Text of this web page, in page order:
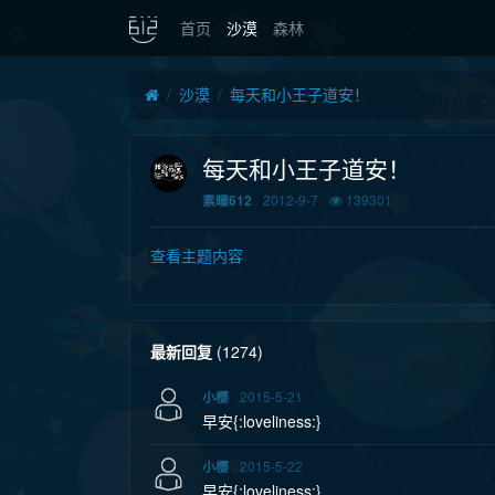
首页 沙漠 森林
沙漠 每天和小王子道安！
每天和小王子道安！
素瞳612 2012-9-7 139301
查看主题内容
最新回复(1274)
小樱 2015-5-21
早安{:loveliness:}
小樱 2015-5-22